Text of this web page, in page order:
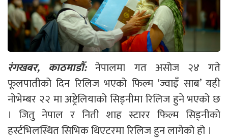
रंगखबर, काठमाडौँ: नेपालमा गत असोज २४ गते
फूलपातीको दिन रिलिज भएको फिल्म ‘ज्वाइँ साब’ यही
नोभेम्बर २२ मा अष्ट्रेलियाको सिड्नीमा रिलिज हुने भएको छ
। जितु नेपाल र निती शाह स्टारर फिल्म सिड्नीको
हर्स्टभिलस्थित सिभिक थिएटरमा रिलिज हुन लागेको हो ।